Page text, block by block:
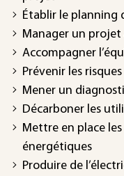
Établir le planning
Manager un projet
Accompagner
Prévenir les
Mener un
Décarboner les
Mettre en place
énergétiques
Produire de